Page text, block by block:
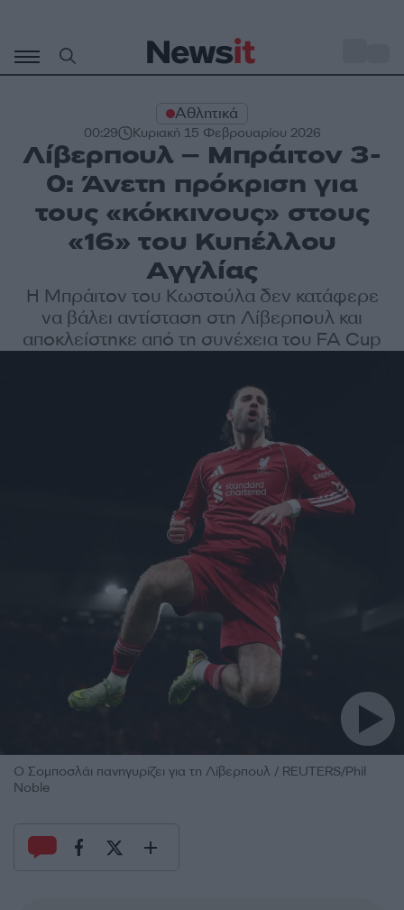
περιεχόμενο
Αθλητικά
00:29 Κυριακή 15 Φεβρουαρίου 2026
Λίβερπουλ – Μπράιτον 3-
0: Άνετη πρόκριση για
τους «κόκκινους» στους
«16» του Κυπέλλου
Αγγλίας
Η Μπράιτον του Κωστούλα δεν κατάφερε
να βάλει αντίσταση στη Λίβερπουλ και
αποκλείστηκε από τη συνέχεια του FA Cup
Ο Σομποσλάι πανηγυρίζει για τη Λίβερπουλ / REUTERS/Phil
Noble